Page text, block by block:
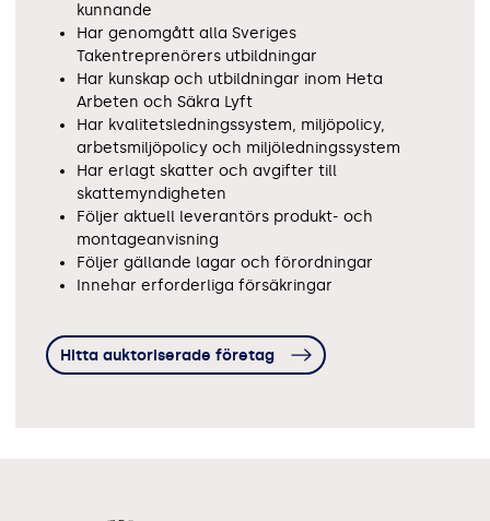
kunnande
Har genomgått alla Sveriges
Takentreprenörers utbildningar
Har kunskap och utbildningar inom Heta
Arbeten och Säkra Lyft
Har kvalitetsledningssystem, miljöpolicy,
arbetsmiljöpolicy och miljöledningssystem
Har erlagt skatter och avgifter till
skattemyndigheten
Följer aktuell leverantörs produkt- och
montageanvisning
Följer gällande lagar och förordningar
Innehar erforderliga försäkringar
Hitta auktoriserade företag